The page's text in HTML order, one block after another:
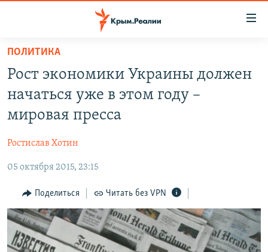
Вернуться
основному
содержанию
главной
Вернутся
поиску
ЕЩЕ
ИНТЕРАКТИВ
ИНФОГРАФИКА
ТЕЛЕПРОЕКТ КРЫМ.РЕАЛИИ
СОВЕТЫ ПРАВОЗАЩИТНИКОВ
РАДІО СВОБОДА
КАК ОБОЙТИ БЛОКИРОВКУ
Українською
Qırımtatar
ПОЛИТИКА
Рост экономики Украины должен
начаться уже в этом году –
мировая пресса
Ростислав Хотин
05 октября 2015, 23:15
Поделиться Читать без VPN